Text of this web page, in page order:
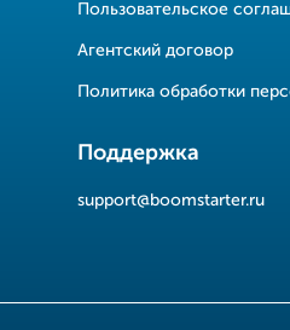
Пользовательское
Агентский договор
Политика обработки
Поддержка
support@boomstarter.ru